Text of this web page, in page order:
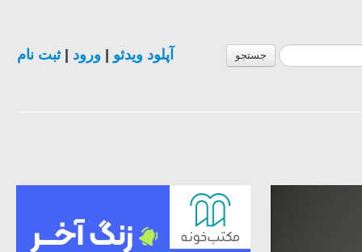
جستجو آپلود ویدئو ورود |ثبت نام